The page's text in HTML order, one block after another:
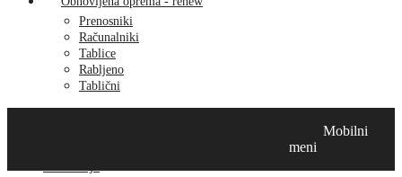
Prenosniki
Računalniki
Tablice
Rabljeno
Tablični
Mobilni
meni